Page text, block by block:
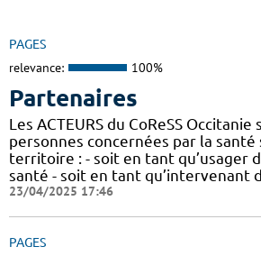
PAGES
relevance: 100%
Partenaires
Les ACTEURS du CoReSS
personnes concernées par la
territoire : - soit en tant qu’usager
santé - soit en tant qu’intervenant
23/04/2025 17:46
PAGES